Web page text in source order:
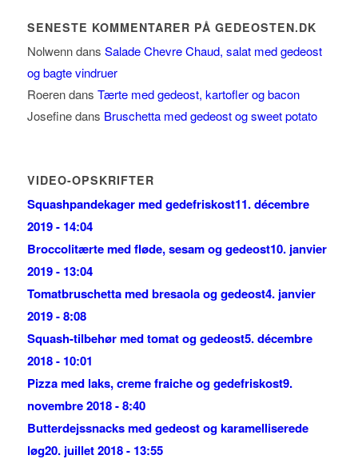
SENESTE KOMMENTARER PÅ GEDEOSTEN.DK
Nolwenndans Salade Chevre Chaud, salat med gedeost
og bagte vindruer
Roerendans Tærte med gedeost, kartofler og bacon
Josefinedans Bruschetta med gedeost og sweet potato
VIDEO-OPSKRIFTER
Squashpandekager med gedefriskost11. décembre
2019 - 14:04
Broccolitærte med fløde, sesam og gedeost10. janvier
2019 - 13:04
Tomatbruschetta med bresaola og gedeost4. janvier
2019 - 8:08
Squash-tilbehør med tomat og gedeost5. décembre
2018 - 10:01
Pizza med laks, creme fraiche og gedefriskost9.
novembre 2018 - 8:40
Butterdejssnacks med gedeost og karamelliserede
løg20. juillet 2018 - 13:55